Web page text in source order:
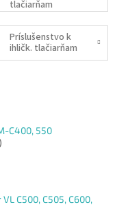
tlačiarňam
Príslušenstvo k
ihličk. tlačiarňam
C400, 550
C500, C505, C600,